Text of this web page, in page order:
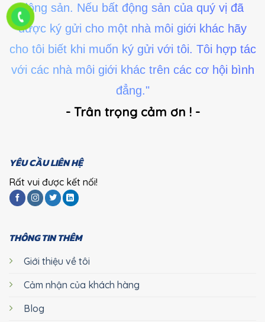
động sản. Nếu bất động sản của quý vị đã
được ký gửi cho một nhà môi giới khác hãy
cho tôi biết khi muốn ký gửi với tôi. Tôi hợp tác
với các nhà môi giới khác trên các cơ hội bình
đẳng."
- Trân trọng cảm ơn ! -
THÔNG TIN THÊM
Giới thiệu về tôi
Cảm nhận của khách hàng
Blog
YÊU CẦU LIÊN HỆ
Rất vui được kết nối!